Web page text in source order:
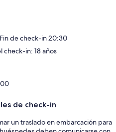
de check-in 20:30
check-in: 18 años
de check-in
un traslado en embarcación para